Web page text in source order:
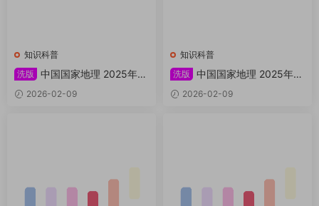
知识科普
洗版
中国国家地理 2025年增
刊：长白秘境吉线G311 PDF
2026-02-09
知识科普
洗版
中国国家地理 2025年特
刊：湖北神武峡 PDF
2026-02-09